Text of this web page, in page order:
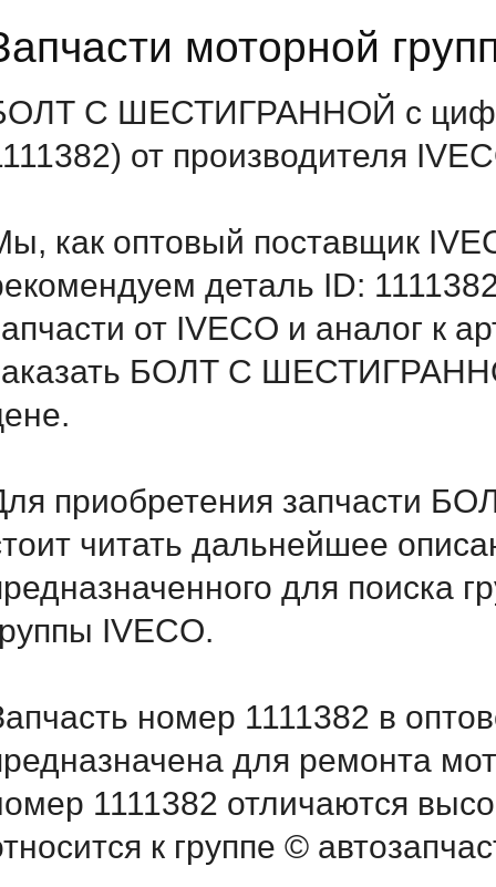
моторной
С ШЕСТИГРАННОЙ с
от производителя
как оптовый поставщик
деталь ID:
от IVECO и аналог к
БОЛТ С
приобретения запчасти
читать дальнейшее
для поиска
IVECO.
номер 1111382 в
для ремонта
1111382 отличаются
к группе ©